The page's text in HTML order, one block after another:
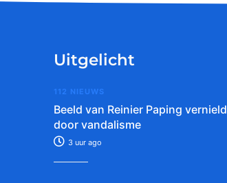
Uitgelicht
112 NIEUWS
Beeld van Reinier Paping vernield
door vandalisme
3 uur ago